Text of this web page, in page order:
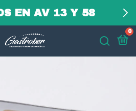
SIN INTERES
0